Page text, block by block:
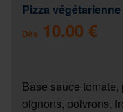
Pizza végétarienne
Dès 10.00 €
Base sauce
oignons, poivrons,